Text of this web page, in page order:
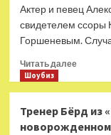
Баскова
жрать»
Актер и певец
свидетелем ссоры
Горшеневым.
Читать далее
Кинчев
и
Шоубиз
Тренер Бёрд из